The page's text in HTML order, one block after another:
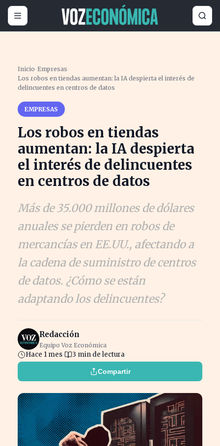
Inicio ›Empresas ›
Los robos en tiendas aumentan: la IA despierta el interés de
delincuentes en centros de datos
EMPRESAS
Los robos en tiendas
aumentan: la IA despierta
el interés de delincuentes
en centros de datos
Más de 35.000 millones de dólares
anuales se pierden en robos de
mercancías en EE.UU., afectando a
la cadena de suministro de centros
de datos. ¿Cómo se están
adaptando los delincuentes?
Redacción
Equipo Voz Económica
Hace 1 mes 3 min de lectura
Compartir